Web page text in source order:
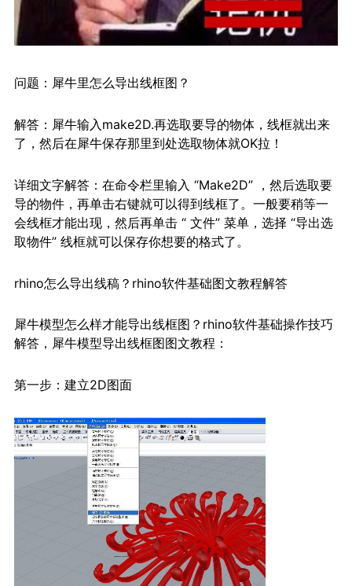
问题：犀牛里怎么导出线框图？
解答：犀牛输入make2D.再选取要导的物体，线框就出来
了，然后在犀牛保存那里到处选取物体就OK拉！
详细文字解答：在命令栏里输入 “Make2D” ，然后选取要
导的物件，再单击右键就可以得到线框了。一般要稍等一
会线框才能出现，然后再单击 “ 文件” 菜单，选择 “导出选
取物件” 线框就可以保存你想要的格式了。
rhino怎么导出线稿？rhino软件基础图文教程解答
犀牛模型怎么样才能导出线框图？rhino软件基础操作技巧
解答，犀牛模型导出线框图图文教程：
第一步：建立2D图面